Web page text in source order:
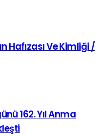
Hafızası Ve Kimliği /
162. Yıl Anma